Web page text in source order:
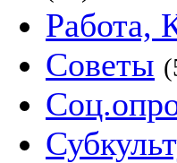
Работа,
Советы